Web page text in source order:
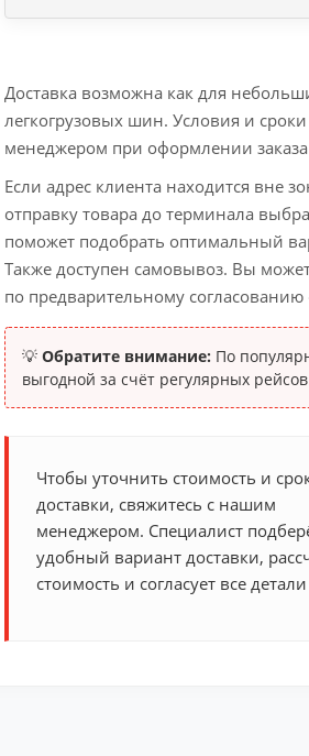
Доставка возможна как для
легкогрузовых шин. Условия и
менеджером при оформлении
Если адрес клиента находится вне
отправку товара до терминала
поможет подобрать оптимальный
Также доступен самовывоз. Вы
по предварительному
💡 Обратите внимание: По
выгодной за счёт регулярных
Чтобы уточнить стоимость и
доставки, свяжитесь с нашим
менеджером. Специалист
удобный вариант доставки,
стоимость и согласует все детали